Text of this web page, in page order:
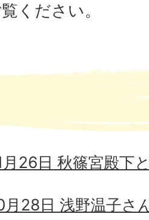
ください。
月26日 秋篠宮殿下
月28日 浅野温子さ